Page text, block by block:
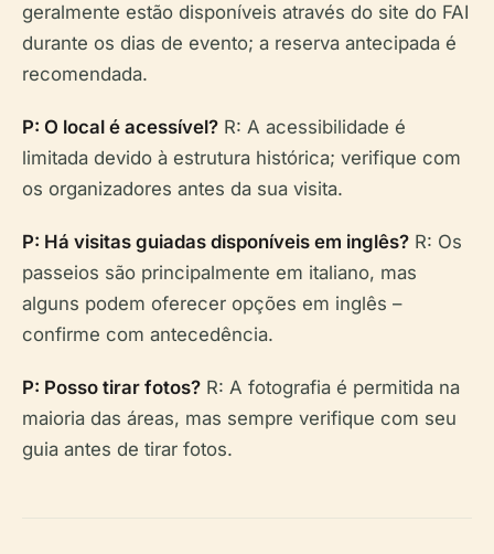
geralmente estão disponíveis através do site do FAI
durante os dias de evento; a reserva antecipada é
recomendada.
P: O local é acessível? R: A acessibilidade é
limitada devido à estrutura histórica; verifique com
os organizadores antes da sua visita.
P: Há visitas guiadas disponíveis em inglês? R: Os
passeios são principalmente em italiano, mas
alguns podem oferecer opções em inglês –
confirme com antecedência.
P: Posso tirar fotos? R: A fotografia é permitida na
maioria das áreas, mas sempre verifique com seu
guia antes de tirar fotos.